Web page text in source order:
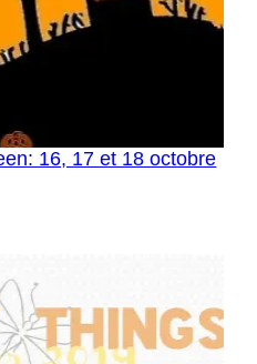
16, 17 et 18 octobre